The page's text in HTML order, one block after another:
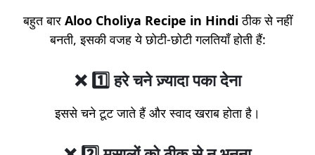
बहुत बार Aloo Choliya Recipe in Hindiठीक से नहीं
बनती, इसकी वजह ये छोटी-छोटी गलतियाँ होती हैं:
❌ 1️⃣ हरे चने ज़्यादा पका देना
इससे चने टूट जाते हैं और स्वाद खराब होता है।